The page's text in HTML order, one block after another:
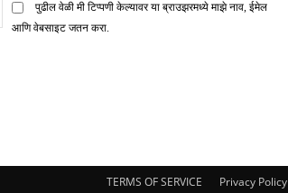
मेल*
पुढील वेळी मी टिप्पणी केल्यावर या ब्राउझरमध्ये माझे नाव, ईमेल
आणि वेबसाइट जतन करा.
TERMS OF SERVICE Privacy Policy